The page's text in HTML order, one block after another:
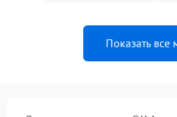
Показать все